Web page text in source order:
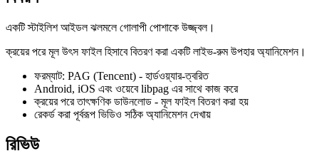
একটি স্টাইলিশ আইডল ঝলমলে গোলাপী পোশাকে উজ্জ্বল।
ক্রয়ের পরে মূল উৎস ফাইল হিসাবে বিতরণ করা একটি লাইভ-রুম উপহার অ্যানিমেশন।
ফরম্যাট: PAG (Tencent) - হার্ডওয়্যার-ত্বরিত
Android, iOS এবং ওয়েবে libpag এর সাথে কাজ করে
ক্রয়ের পরে তাৎক্ষণিক ডাউনলোড - মূল ফাইল বিতরণ করা হয়
রেকর্ড করা পূর্বরূপ ভিডিও সঠিক অ্যানিমেশন দেখায়
রিভিউ